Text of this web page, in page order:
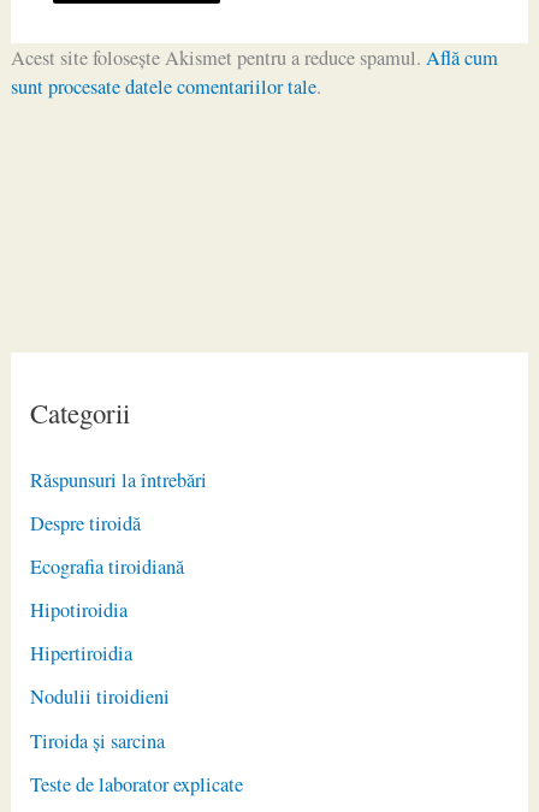
Categorii
Răspunsuri la întrebări
Despre tiroidă
Ecografia tiroidiană
Hipotiroidia
Hipertiroidia
Nodulii tiroidieni
Tiroida și sarcina
Teste de laborator explicate
Acest site folosește Akismet pentru a reduce spamul. Află cum
sunt procesate datele comentariilor tale.